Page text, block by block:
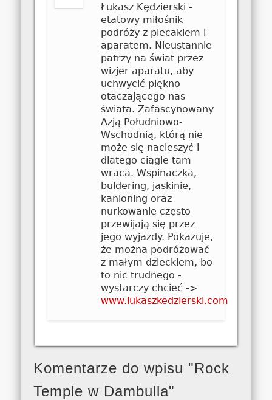
Łukasz Kędzierski -
etatowy miłośnik
podróży z plecakiem i
aparatem. Nieustannie
patrzy na świat przez
wizjer aparatu, aby
uchwycić piękno
otaczającego nas
świata. Zafascynowany
Azją Południowo-
Wschodnią, którą nie
może się nacieszyć i
dlatego ciągle tam
wraca. Wspinaczka,
buldering, jaskinie,
kanioning oraz
nurkowanie często
przewijają się przez
jego wyjazdy. Pokazuje,
że można podróżować
z małym dzieckiem, bo
to nic trudnego -
wystarczy chcieć ->
www.lukaszkedzierski.com
Komentarze do wpisu "Rock
Temple w Dambulla"